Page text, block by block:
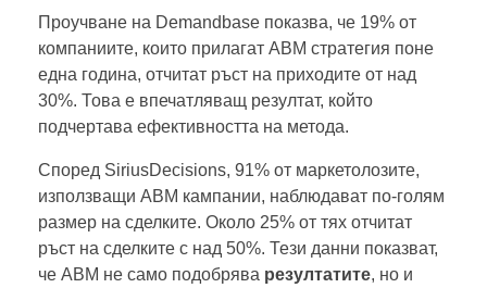
Проучване на Demandbase показва, че 19% от
компаниите, които прилагат ABM стратегия поне
една година, отчитат ръст на приходите от над
30%. Това е впечатляващ резултат, който
подчертава ефективността на метода.
Според SiriusDecisions, 91% от маркетолозите,
използващи ABM кампании, наблюдават по-голям
размер на сделките. Около 25% от тях отчитат
ръст на сделките с над 50%. Тези данни показват,
че ABM не само подобрява резултатите, но и